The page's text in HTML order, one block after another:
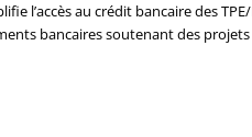
l’accès au crédit bancaire des
bancaires soutenant des